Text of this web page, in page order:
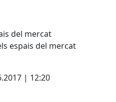
del mercat
espais del mercat
| 12:20